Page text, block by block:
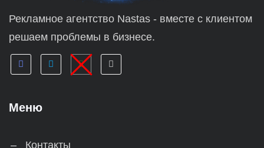
Рекламное агентство Nastas - вместе с клиентом
решаем проблемы в бизнесе.
Меню
Контакты